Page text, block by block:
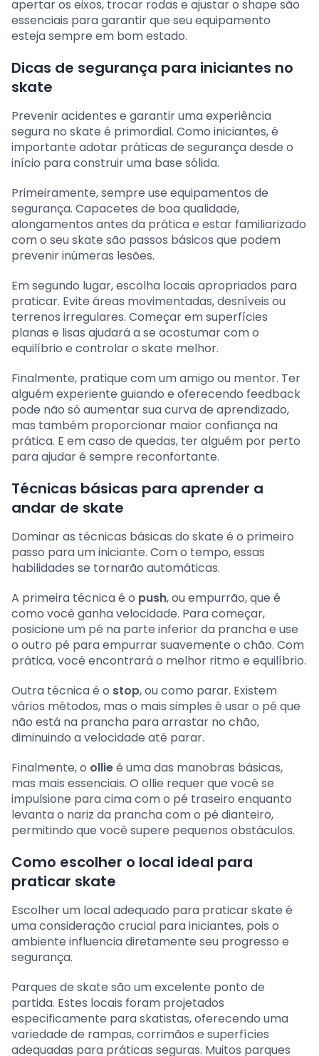
apertar os eixos, trocar rodas e ajustar o shape são
essenciais para garantir que seu equipamento
esteja sempre em bom estado.
Dicas de segurança para iniciantes no
skate
Prevenir acidentes e garantir uma experiência
segura no skate é primordial. Como iniciantes, é
importante adotar práticas de segurança desde o
início para construir uma base sólida.
Primeiramente, sempre use equipamentos de
segurança. Capacetes de boa qualidade,
alongamentos antes da prática e estar familiarizado
com o seu skate são passos básicos que podem
prevenir inúmeras lesões.
Em segundo lugar, escolha locais apropriados para
praticar. Evite áreas movimentadas, desníveis ou
terrenos irregulares. Começar em superfícies
planas e lisas ajudará a se acostumar com o
equilíbrio e controlar o skate melhor.
Finalmente, pratique com um amigo ou mentor. Ter
alguém experiente guiando e oferecendo feedback
pode não só aumentar sua curva de aprendizado,
mas também proporcionar maior confiança na
prática. E em caso de quedas, ter alguém por perto
para ajudar é sempre reconfortante.
Técnicas básicas para aprender a
andar de skate
Dominar as técnicas básicas do skate é o primeiro
passo para um iniciante. Com o tempo, essas
habilidades se tornarão automáticas.
A primeira técnica é o push, ou empurrão, que é
como você ganha velocidade. Para começar,
posicione um pé na parte inferior da prancha e use
o outro pé para empurrar suavemente o chão. Com
prática, você encontrará o melhor ritmo e equilíbrio.
Outra técnica é o stop, ou como parar. Existem
vários métodos, mas o mais simples é usar o pé que
não está na prancha para arrastar no chão,
diminuindo a velocidade até parar.
Finalmente, o ollieé uma das manobras básicas,
mas mais essenciais. O ollie requer que você se
impulsione para cima com o pé traseiro enquanto
levanta o nariz da prancha com o pé dianteiro,
permitindo que você supere pequenos obstáculos.
Como escolher o local ideal para
praticar skate
Escolher um local adequado para praticar skate é
uma consideração crucial para iniciantes, pois o
ambiente influencia diretamente seu progresso e
segurança.
Parques de skate são um excelente ponto de
partida. Estes locais foram projetados
especificamente para skatistas, oferecendo uma
variedade de rampas, corrimãos e superfícies
adequadas para práticas seguras. Muitos parques